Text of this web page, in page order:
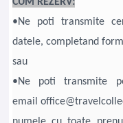
•Ne poti transmite
datele, completand
sau
•Ne poti transmite
email